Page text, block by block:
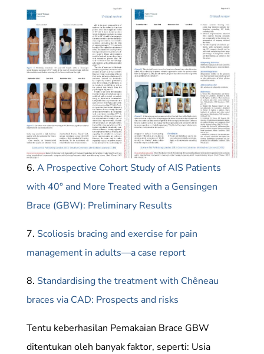
6. A Prospective Cohort Study of AIS Patients
with 40° and More Treated with a Gensingen
Brace (GBW): Preliminary Results
7. Scoliosis bracing and exercise for pain
management in adults—a case report
8. Standardising the treatment with Chêneau
braces via CAD: Prospects and risks
Tentu keberhasilan Pemakaian Brace GBW
ditentukan oleh banyak faktor, seperti: Usia